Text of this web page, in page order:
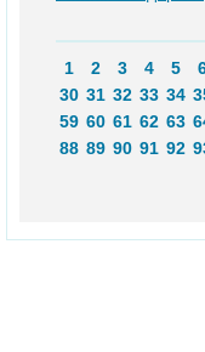
1 2 3 4 5
30 31 32 33 34
59 60 61 62 63
88 89 90 91 92